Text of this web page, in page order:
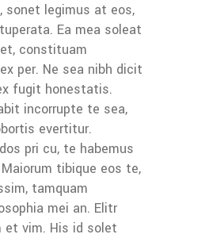
sonet legimus at eos,
Ea mea soleat
constituam
per. Ne sea nibh dicit
fugit honestatis.
incorrupte te sea,
evertitur.
pri cu, te habemus
tibique eos te,
tamquam
mei an. Elitr
vim. His id solet